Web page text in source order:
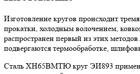
Изготовление кругов происходит
прокатки, холодным волочением,
распространен первый из этих
подвергаются термообработке,
Сталь ХН65ВМТЮ круг ЭИ893